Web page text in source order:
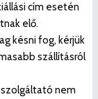
cím esetén
elő.
késni fog, kérjük
szállításról
nem